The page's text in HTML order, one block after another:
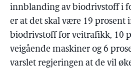
innblanding av biodrivstoff i
er at det skal være 19 prosent
biodrivstoff for veitrafikk, 10
veigående maskiner og 6
varslet regjeringen at de vil